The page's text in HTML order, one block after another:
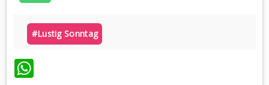
#lustig Sonntag
WhatsApp